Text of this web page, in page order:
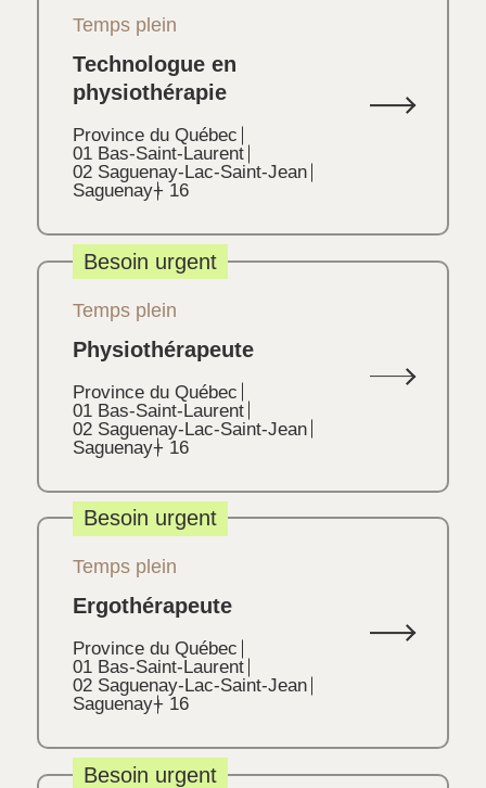
Temps plein
Technologue en
physiothérapie
Province du Québec
01 Bas-Saint-Laurent
02 Saguenay-Lac-Saint-Jean
Saguenay+ 16
Besoin urgent
Temps plein
Physiothérapeute
Province du Québec
01 Bas-Saint-Laurent
02 Saguenay-Lac-Saint-Jean
Saguenay+ 16
Besoin urgent
Temps plein
Ergothérapeute
Province du Québec
01 Bas-Saint-Laurent
02 Saguenay-Lac-Saint-Jean
Saguenay+ 16
Besoin urgent